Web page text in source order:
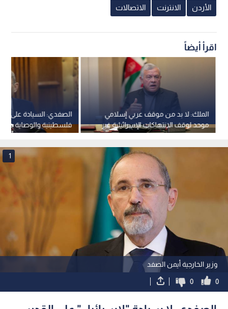
الأردن الانترنت الاتصالات
اقرأ أيضاً
الصفدي: السيادة على
فلسطينية والوصاية
و"إسرائيل" تدفع نحو
الملك: لا بد من موقف عربي إسلامي
موحد لوقف الانتهاكات الإسرائيلية غير
القانونية في الأقصى
وزير الخارجية أيمن الصفد
1
0
0